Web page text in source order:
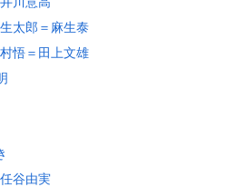
太郎＝麻生泰
悟＝田上文雄
谷由実